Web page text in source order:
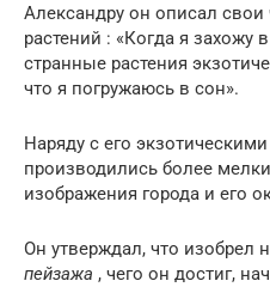
Александру он описал
растений : «Когда я
странные растения
что я погружаюсь в сон».
Наряду с его
производились более
изображения города и его
Он утверждал, что изобрел
пейзажа , чего он достиг,